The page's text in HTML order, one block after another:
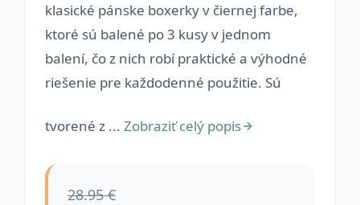
klasické pánske boxerky v čiernej farbe,
ktoré sú balené po 3 kusy v jednom
balení, čo z nich robí praktické a výhodné
riešenie pre každodenné použitie. Sú
tvorené z ... Zobraziť celý popis
28.95 €